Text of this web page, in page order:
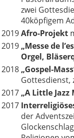
zwei
40köpfigem
2019Afro-Projekt
2019„Messe de
Orgel,
2018„Gospel-
Gottesdienst,
2017„A Little Jazz
2017
der